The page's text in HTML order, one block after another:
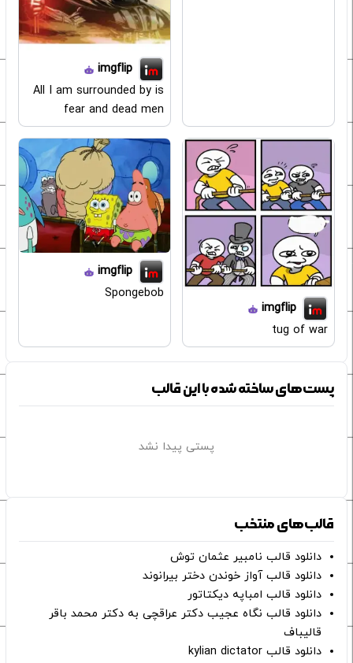
imgflip
All I am surrounded by is
fear and dead men
imgflip
tug of war
imgflip
Spongebob
پست‌های ساخته شده با این قالب
پستی پیدا نشد
قالب‌های منتخب
دانلود قالب نامبیر عثمان ‌توش
دانلود قالب آواز خوندن دختر بیرانوند
دانلود قالب امباپه دیکتاتور
دانلود قالب نگاه عجیب دکتر عراقچی به دکتر محمد باقر
قالیباف
دانلود قالب kylian dictator